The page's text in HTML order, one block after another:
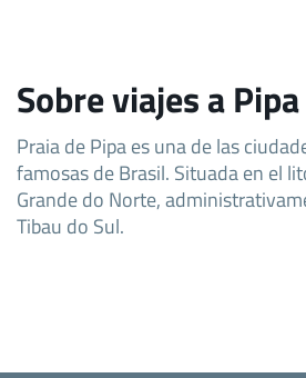
Sobre viajes a Pipa
Praia de Pipa es una de las
famosas de Brasil. Situada en el
Grande do Norte,
Tibau do Sul.